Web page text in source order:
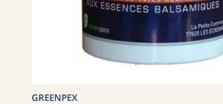
GREENPEX